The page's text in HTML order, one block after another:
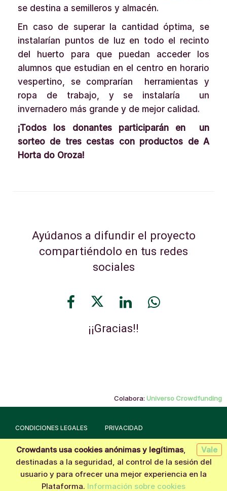
Quiero aportar
se destina a semilleros y almacén.
En caso de superar la cantidad óptima, se
instalarían puntos de luz en todo el recinto
del huerto para que puedan acceder los
alumnos que estudian en el centro en horario
vespertino, se comprarían herramientas y
ropa de trabajo, y se instalaría un
invernadero más grande y de mejor calidad.
¡Todos los donantes participarán en un
sorteo de tres cestas con productos de A
Horta do Oroza!
Ayúdanos a difundir el proyecto
compartiéndolo en tus redes
sociales
¡¡Gracias!!
Colabora: Universo Crowdfunding
CONDICIONES LEGALES PRIVACIDAD
Hecho con la tecnología deCrowdants © 2026
Vale
Crowdants usa cookies anónimas y legítimas,
destinadas a la seguridad, al control de la sesión del
usuario y para ofrecer una mejor experiencia en la
Plataforma. Información sobre cookies